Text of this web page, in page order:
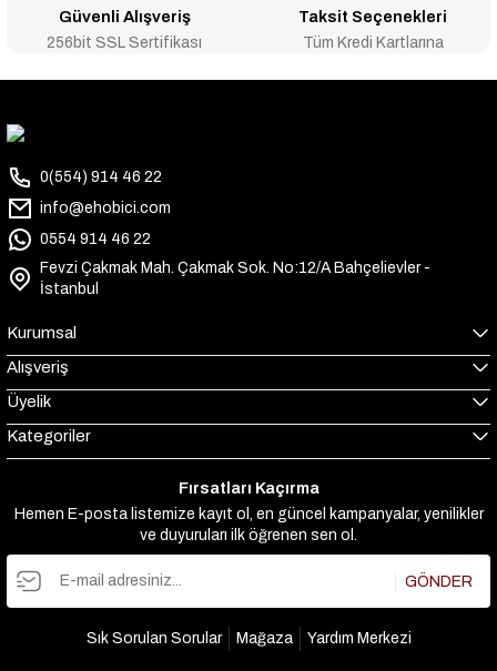
Güvenli Alışveriş
256bit SSL Sertifikası
Taksit Seçenekleri
Tüm Kredi Kartlarına
0(554) 914 46 22
info@ehobici.com
0554 914 46 22
Fevzi Çakmak Mah. Çakmak Sok. No:12/A Bahçelievler -
İstanbul
Kurumsal
Alışveriş
Üyelik
Kategoriler
Fırsatları Kaçırma
Hemen E-posta listemize kayıt ol, en güncel kampanyalar, yenilikler
ve duyuruları ilk öğrenen sen ol.
GÖNDER
Sık Sorulan Sorular Mağaza Yardım Merkezi